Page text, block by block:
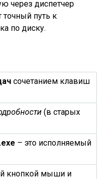
через диспетчер
точный путь к
по диску.
сочетанием клавиш
(в старых
– это исполняемый
кнопкой мыши и